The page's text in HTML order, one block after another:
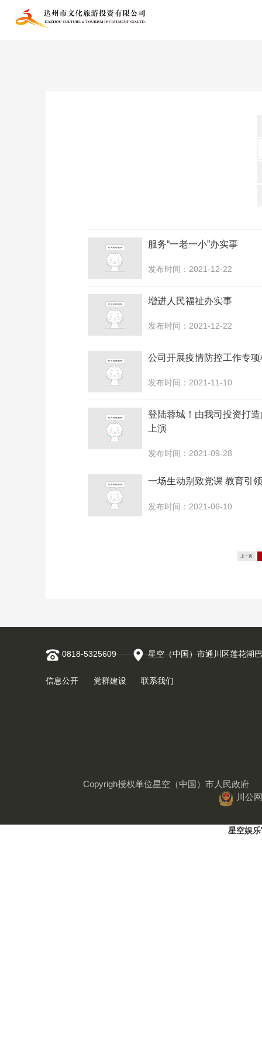
星空娱乐官网下载-星空（
服务“一老一小”办实事
发布时间：2021-12-22
增进人民福祉办实事
发布时间：2021-12-22
公司开展疫情防控工作专
发布时间：2021-11-10
登陆蓉城！由我司投资打
上演
发布时间：2021-09-28
一场生动别致党课 教育引
发布时间：2021-06-10
上一页
0818-5325609 星空（中国）市通川区莲花湖
信息公开 党群建设 联系我们
Copyrigh授权单位星空（中国）市人民政府
川公
星空娱